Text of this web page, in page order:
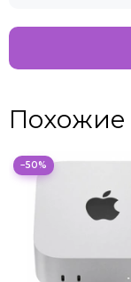
Похожие
−50%